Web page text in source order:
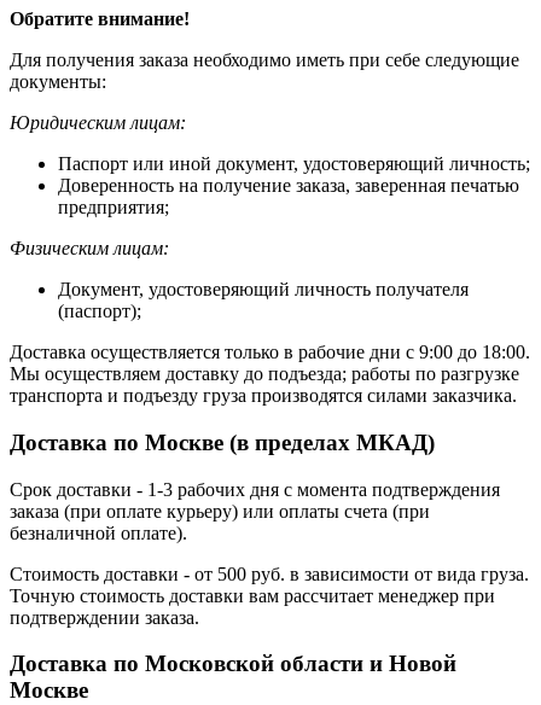
Обратите внимание!
Для получения заказа необходимо иметь при себе следующие
документы:
Юридическим лицам:
Паспорт или иной документ, удостоверяющий личность;
Доверенность на получение заказа, заверенная печатью
предприятия;
Физическим лицам:
Документ, удостоверяющий личность получателя
(паспорт);
Доставка осуществляется только в рабочие дни с 9:00 до 18:00.
Мы осуществляем доставку до подъезда; работы по разгрузке
транспорта и подъезду груза производятся силами заказчика.
Доставка по Москве (в пределах МКАД)
Срок доставки - 1-3 рабочих дня с момента подтверждения
заказа (при оплате курьеру) или оплаты счета (при
безналичной оплате).
Стоимость доставки - от 500 руб. в зависимости от вида груза.
Точную стоимость доставки вам рассчитает менеджер при
подтверждении заказа.
Доставка по Московской области и Новой
Москве